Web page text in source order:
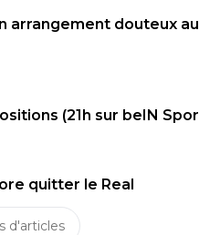
arrangement douteux au
(21h sur beIN
quitter le Real
d'articles